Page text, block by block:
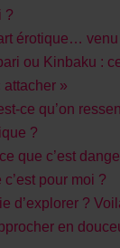
?
érotique… venu
ou Kinbaku :
attacher »
ce qu’on
?
que c’est
c’est pour moi ?
d’explorer ?
en